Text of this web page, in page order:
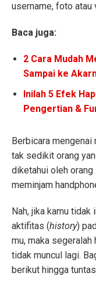
username, foto atau
Baca juga:
2 Cara Mudah
Sampai ke
Inilah 5 Efek
Pengertian &
Berbicara
tak sedikit orang
diketahui oleh orang
meminjam
Nah, jika kamu
aktifitas (history)
mu, maka
tidak muncul lagi.
berikut hingga